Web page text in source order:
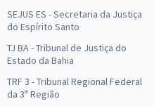
SEJUS ES - Secretaria da Justiça
do Espírito Santo
TJ BA - Tribunal de Justiça do
Estado da Bahia
TRF 3 - Tribunal Regional Federal
da 3ª Região